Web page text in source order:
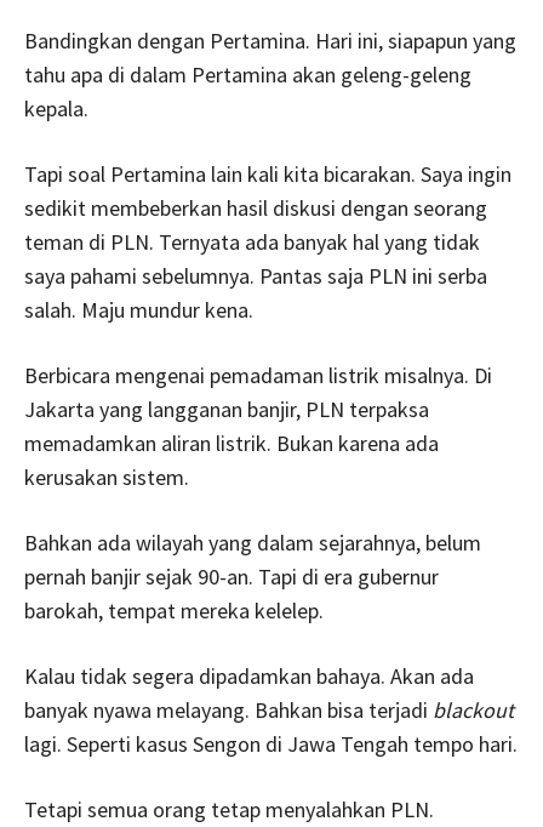
Bandingkan dengan Pertamina. Hari ini, siapapun yang
tahu apa di dalam Pertamina akan geleng-geleng
kepala.
Tapi soal Pertamina lain kali kita bicarakan. Saya ingin
sedikit membeberkan hasil diskusi dengan seorang
teman di PLN. Ternyata ada banyak hal yang tidak
saya pahami sebelumnya. Pantas saja PLN ini serba
salah. Maju mundur kena.
Berbicara mengenai pemadaman listrik misalnya. Di
Jakarta yang langganan banjir, PLN terpaksa
memadamkan aliran listrik. Bukan karena ada
kerusakan sistem.
Bahkan ada wilayah yang dalam sejarahnya, belum
pernah banjir sejak 90-an. Tapi di era gubernur
barokah, tempat mereka kelelep.
Kalau tidak segera dipadamkan bahaya. Akan ada
banyak nyawa melayang. Bahkan bisa terjadi blackout
lagi. Seperti kasus Sengon di Jawa Tengah tempo hari.
Tetapi semua orang tetap menyalahkan PLN.